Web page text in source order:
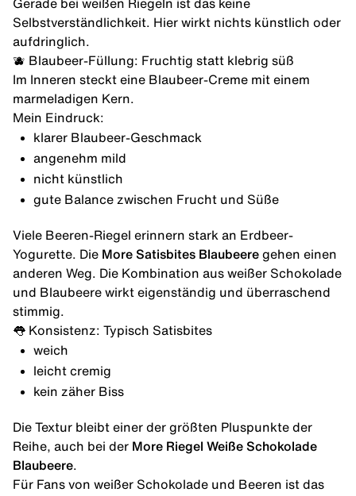
Gerade bei weißen Riegeln ist das keine
Selbstverständlichkeit. Hier wirkt nichts künstlich oder
aufdringlich.
🫐 Blaubeer-Füllung: Fruchtig statt klebrig süß
Im Inneren steckt eine Blaubeer-Creme mit einem
marmeladigen Kern.
Mein Eindruck:
klarer Blaubeer-Geschmack
angenehm mild
nicht künstlich
gute Balance zwischen Frucht und Süße
Viele Beeren-Riegel erinnern stark an Erdbeer-
Yogurette. Die More Satisbites Blaubeere gehen einen
anderen Weg. Die Kombination aus weißer Schokolade
und Blaubeere wirkt eigenständig und überraschend
stimmig.
👅 Konsistenz: Typisch Satisbites
weich
leicht cremig
kein zäher Biss
Die Textur bleibt einer der größten Pluspunkte der
Reihe, auch bei der More Riegel Weiße Schokolade
Blaubeere
Für Fans von weißer Schokolade und Beeren ist das